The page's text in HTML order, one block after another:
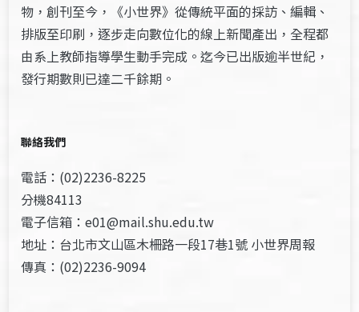
物，創刊至今，《小世界》從傳統平面的採訪、編輯、
排版至印刷，逐步走向數位化的線上新聞產出，全程都
由系上教師指導學生動手完成。迄今已出版逾半世紀，
發行期數則已達二千餘期。
聯絡我們
電話：(02)2236-8225
分機84113
電子信箱：e01@mail.shu.edu.tw
地址：台北市文山區木柵路一段17巷1號 小世界周報
傳真：(02)2236-9094